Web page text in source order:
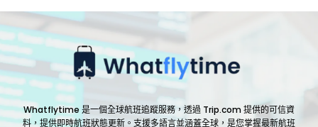
Whatflytime 是一個全球航班追蹤服務，透過 Trip.com 提供的可信資
料，提供即時航班狀態更新。支援多語言並涵蓋全球，是您掌握最新航班